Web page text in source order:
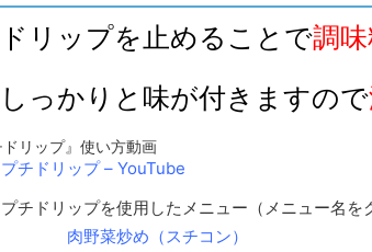
リップを止めることで調
っかりと味が付きますので
ドリップ』使い方動画
プチドリップ – YouTube
プチドリップを使用したメニュー（メニュー名を
肉野菜炒め（スチコン